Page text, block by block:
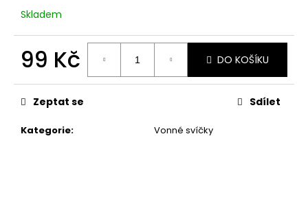
Skladem
99 Kč DO KOŠÍKU
Kategorie: Vonné svíčky
Zeptat se Sdílet